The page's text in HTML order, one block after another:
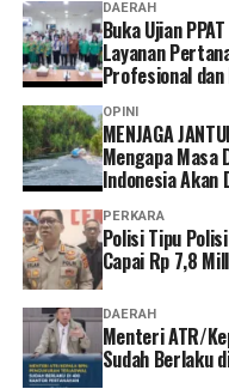
Pada skema digital-
platform mitra seperti
komunitas yang telah
Kesehatan.
Peserta kemudian
harian atau mingguan,
mitra.
Ketika dana yang
akan membayarkan
account yang
Saat ini, BPJS
DAERAH
Buka Ujian
Layanan
Profesional
OPINI
MENJAGA
Mengapa Masa
Indonesia Akan
PERKARA
Polisi Tipu
Capai Rp 7,8
DAERAH
Menteri ATR/
Sudah Berlaku